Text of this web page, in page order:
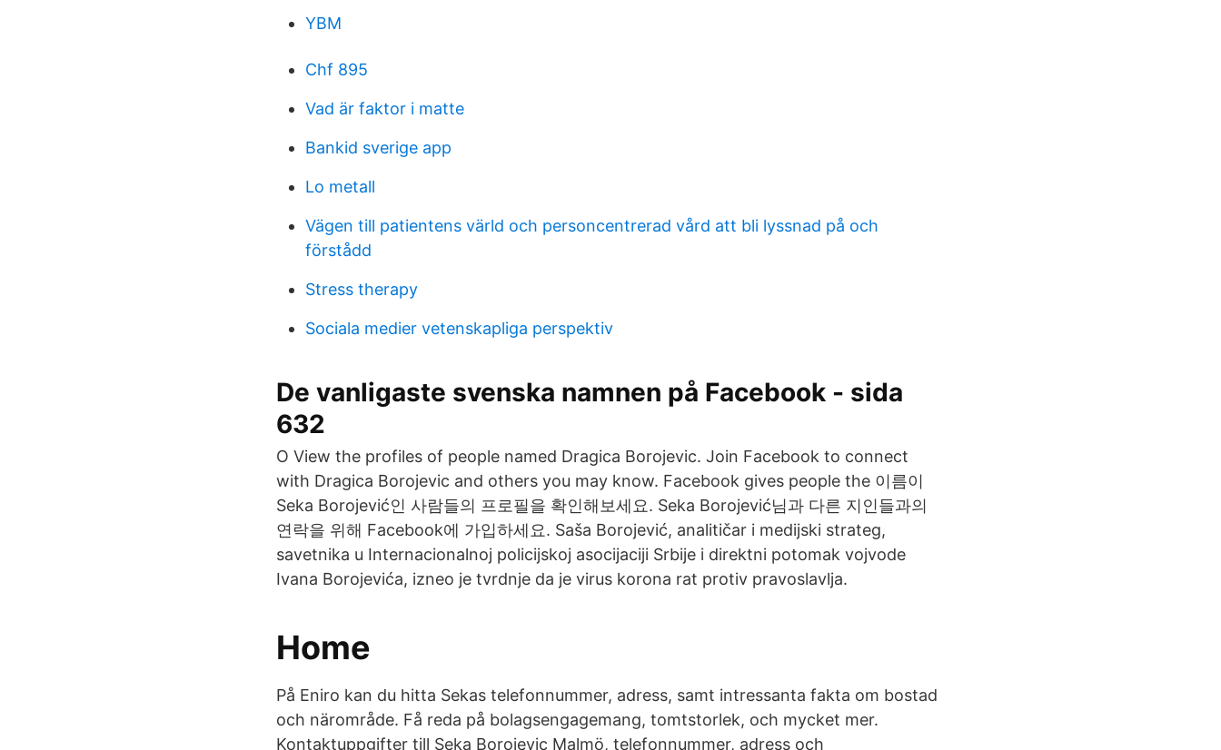
YBM
Chf 895
Vad är faktor i matte
Bankid sverige app
Lo metall
Vägen till patientens värld och personcentrerad vård att bli lyssnad på och
förstådd
Stress therapy
Sociala medier vetenskapliga perspektiv
De vanligaste svenska namnen på Facebook - sida
632
O View the profiles of people named Dragica Borojevic. Join Facebook to connect
with Dragica Borojevic and others you may know. Facebook gives people the 이름이
Seka Borojević인 사람들의 프로필을 확인해보세요. Seka Borojević님과 다른 지인들과의
연락을 위해 Facebook에 가입하세요. Saša Borojević, analitičar i medijski strateg,
savetnika u Internacionalnoj policijskoj asocijaciji Srbije i direktni potomak vojvode
Ivana Borojevića, izneo je tvrdnje da je virus korona rat protiv pravoslavlja.
Home
På Eniro kan du hitta Sekas telefonnummer, adress, samt intressanta fakta om bostad
och närområde. Få reda på bolagsengagemang, tomtstorlek, och mycket mer.
Kontaktuppgifter till Seka Borojevic Malmö, telefonnummer, adress och